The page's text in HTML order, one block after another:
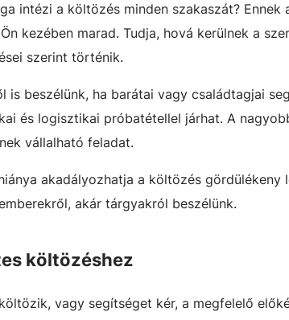
intézi a költözés minden szakaszát? Ennek
kezében marad. Tudja, hová kerülnek a
szerint történik.
is beszélünk, ha barátai vagy családtagjai
és logisztikai próbatétellel járhat. A
vállalható feladat.
akadályozhatja a költözés gördülékeny
akár tárgyakról beszélünk.
költözéshez
vagy segítséget kér, a megfelelő